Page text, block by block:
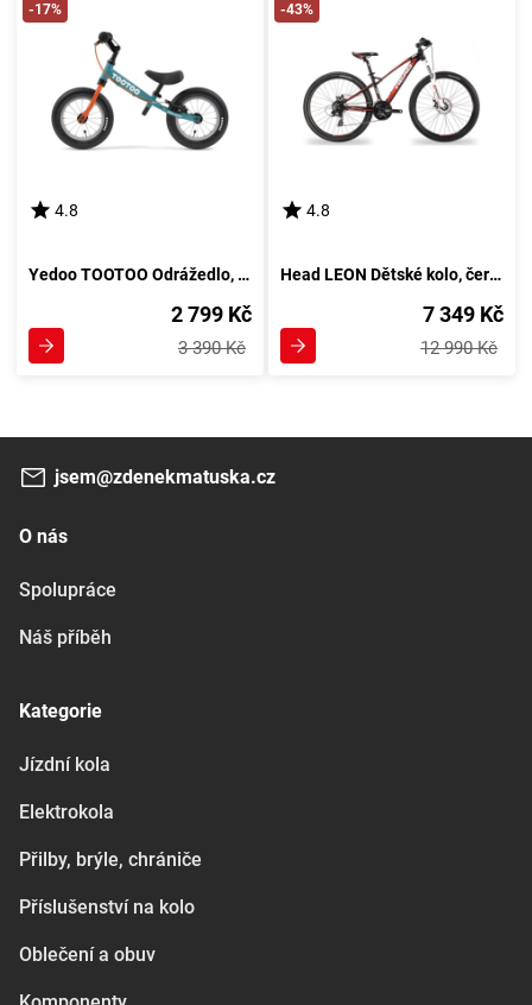
-17%
4.8
Yedoo TOOTOO Odrážedlo, modrá
2 799 Kč
3 390 Kč
-43%
4.8
Head LEON Dětské kolo, černá
7 349 Kč
12 990 Kč
jsem@zdenekmatuska.cz
O nás
Spolupráce
Náš příběh
Kategorie
Jízdní kola
Elektrokola
Přilby, brýle, chrániče
Příslušenství na kolo
Oblečení a obuv